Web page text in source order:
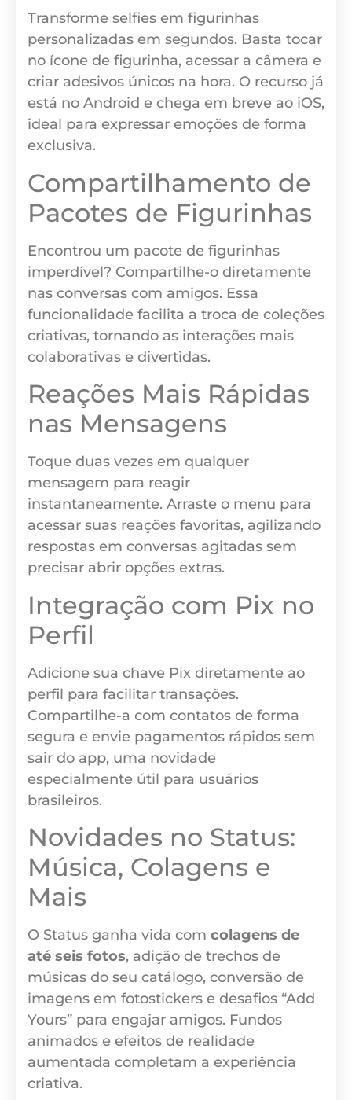
Transforme selfies em figurinhas
personalizadas em segundos. Basta tocar
no ícone de figurinha, acessar a câmera e
criar adesivos únicos na hora. O recurso já
está no Android e chega em breve ao iOS,
ideal para expressar emoções de forma
exclusiva.
Compartilhamento de
Pacotes de Figurinhas
Encontrou um pacote de figurinhas
imperdível? Compartilhe-o diretamente
nas conversas com amigos. Essa
funcionalidade facilita a troca de coleções
criativas, tornando as interações mais
colaborativas e divertidas.
Reações Mais Rápidas
nas Mensagens
Toque duas vezes em qualquer
mensagem para reagir
instantaneamente. Arraste o menu para
acessar suas reações favoritas, agilizando
respostas em conversas agitadas sem
precisar abrir opções extras.
Integração com Pix no
Perfil
Adicione sua chave Pix diretamente ao
perfil para facilitar transações.
Compartilhe-a com contatos de forma
segura e envie pagamentos rápidos sem
sair do app, uma novidade
especialmente útil para usuários
brasileiros.
Novidades no Status:
Música, Colagens e
Mais
O Status ganha vida com colagens de
até seis fotos, adição de trechos de
músicas do seu catálogo, conversão de
imagens em fotostickers e desafios “Add
Yours” para engajar amigos. Fundos
animados e efeitos de realidade
aumentada completam a experiência
criativa.